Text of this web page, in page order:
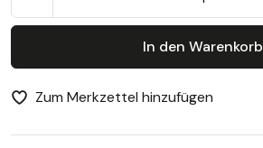
In den Warenkorb
Zum Merkzettel hinzufügen